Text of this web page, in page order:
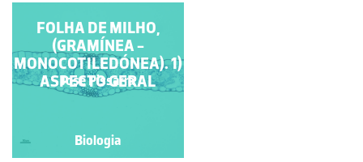
FOLHA DE MILHO
(GRAMÍNEA -
MONOCOTILEDÓNEA).
2) PORMENOR DA
LÂMINA A NÍVEL DE
PRINCIPAL
Jose Pissarra
Biologia
FOLHA DE MILHO,
(GRAMÍNEA -
MONOCOTILEDÓNEA). 1)
ASPECTO GERAL
Jose Pissarra
Biologia